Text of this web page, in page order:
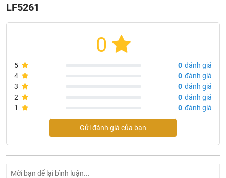
LF5261
0
5 0 đánh giá
4
0 đánh giá
3
0 đánh giá
2
0 đánh giá
1
0 đánh giá
Gửi đánh giá của bạn